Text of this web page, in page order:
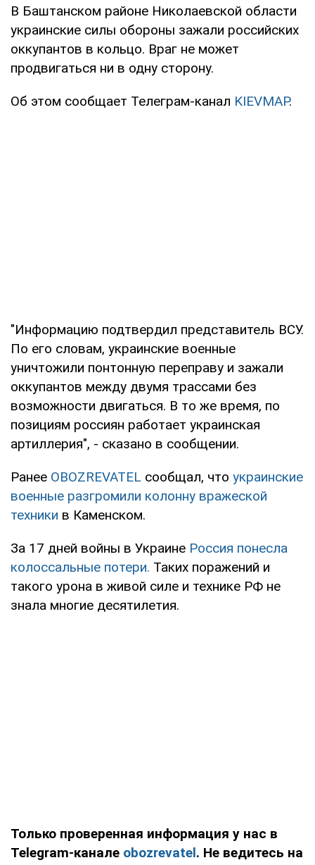
В Баштанском районе Николаевской области
украинские силы обороны зажали российских
оккупантов в кольцо. Враг не может
продвигаться ни в одну сторону.
Об этом сообщает Телеграм-канал KIEVMAP.
"Информацию подтвердил представитель ВСУ.
По его словам, украинские военные
уничтожили понтонную переправу и зажали
оккупантов между двумя трассами без
возможности двигаться. В то же время, по
позициям россиян работает украинская
артиллерия", - сказано в сообщении.
Ранее OBOZREVATEL сообщал, что украинские
военные разгромили колонну вражеской
техники в Каменском.
За 17 дней войны в Украине Россия понесла
колоссальные потери. Таких поражений и
такого урона в живой силе и технике РФ не
знала многие десятилетия.
Только проверенная информация у нас в
Telegram-канале obozrevatel. Не ведитесь на